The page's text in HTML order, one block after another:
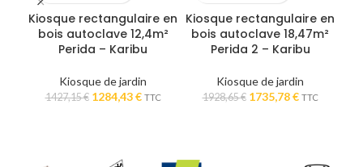
Kiosque rectangulaire en
bois autoclave 12,4m²
Perida – Karibu
Kiosque de jardin
1427,15€ Le
1427,15 €.
1284,43€Le
1284,43 €.
TTC
Kiosque rectangulaire en
bois autoclave 18,47m²
Perida 2 – Karibu
Kiosque de jardin
1928,65€ Le
1735,78€Le
TTC